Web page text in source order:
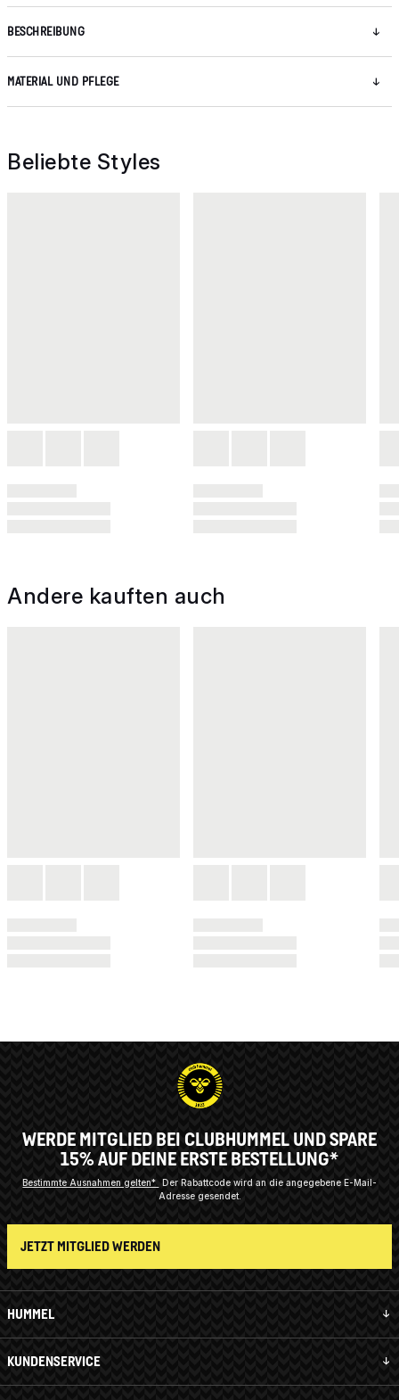
BESCHREIBUNG
MATERIAL UND PFLEGE
Beliebte Styles
Andere kauften auch
HUMMEL
KUNDENSERVICE
WERDE MITGLIED BEI CLUBHUMMEL UND SPARE
15% AUF DEINE ERSTE BESTELLUNG*
Bestimmte Ausnahmen gelten* Der Rabattcode wird an die angegebene E-Mail-
Adresse gesendet.
JETZT MITGLIED WERDEN